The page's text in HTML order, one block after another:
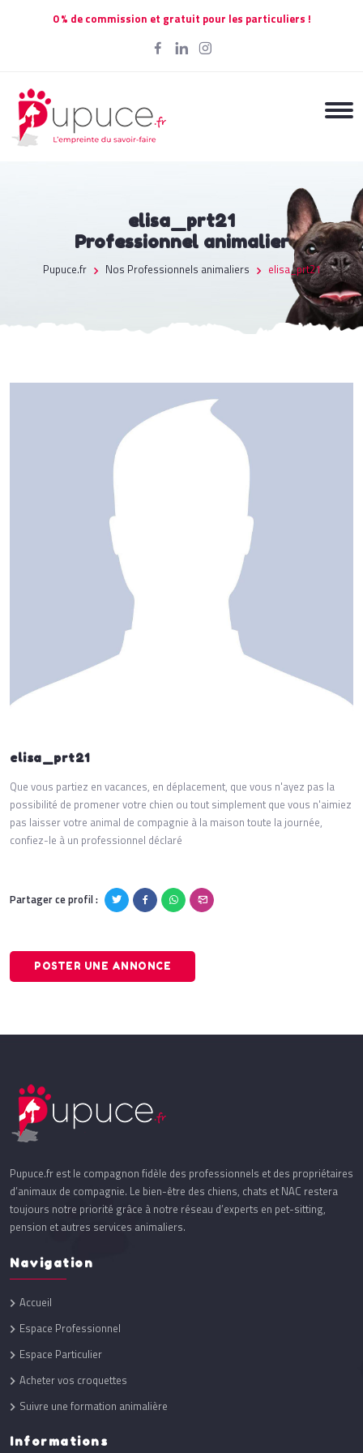
0 % de commission et gratuit pour les particuliers !
elisa_prt21
Professionnel animalier
Pupuce.fr Nos Professionnels animaliers elisa_prt21
elisa_prt21
Que vous partiez en vacances, en déplacement, que vous n'ayez pas la
possibilité de promener votre chien ou tout simplement que vous n'aimiez
pas laisser votre animal de compagnie à la maison toute la journée,
confiez-le à un professionnel déclaré
Partager ce profil :
POSTER UNE ANNONCE
Pupuce.fr est le compagnon fidèle des professionnels et des propriétaires
d’animaux de compagnie. Le bien-être des chiens, chats et NAC restera
toujours notre priorité grâce à notre réseau d’experts en pet-sitting,
pension et autres services animaliers.
Navigation
Accueil
Espace Professionnel
Espace Particulier
Acheter vos croquettes
Suivre une formation animalière
Informations